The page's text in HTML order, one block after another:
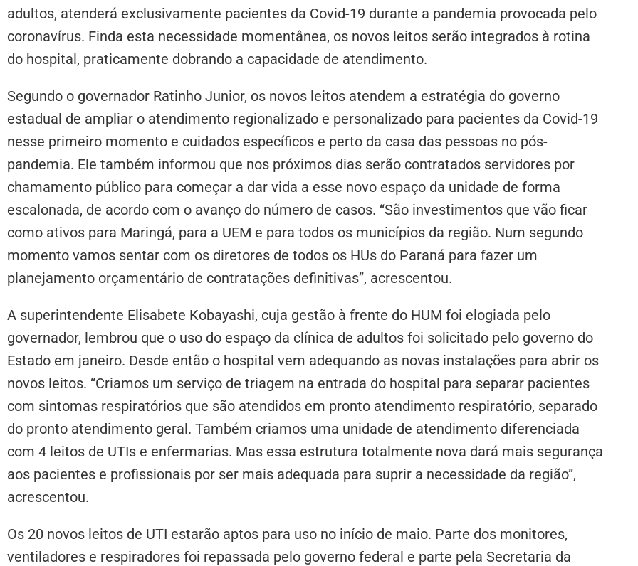
adultos, atenderá exclusivamente pacientes da Covid-19 durante a pandemia provocada pelo
coronavírus. Finda esta necessidade momentânea, os novos leitos serão integrados à rotina
do hospital, praticamente dobrando a capacidade de atendimento.
Segundo o governador Ratinho Junior, os novos leitos atendem a estratégia do governo
estadual de ampliar o atendimento regionalizado e personalizado para pacientes da Covid-19
nesse primeiro momento e cuidados específicos e perto da casa das pessoas no pós-
pandemia. Ele também informou que nos próximos dias serão contratados servidores por
chamamento público para começar a dar vida a esse novo espaço da unidade de forma
escalonada, de acordo com o avanço do número de casos. “São investimentos que vão ficar
como ativos para Maringá, para a UEM e para todos os municípios da região. Num segundo
momento vamos sentar com os diretores de todos os HUs do Paraná para fazer um
planejamento orçamentário de contratações definitivas”, acrescentou.
A superintendente Elisabete Kobayashi, cuja gestão à frente do HUM foi elogiada pelo
governador, lembrou que o uso do espaço da clínica de adultos foi solicitado pelo governo do
Estado em janeiro. Desde então o hospital vem adequando as novas instalações para abrir os
novos leitos. “Criamos um serviço de triagem na entrada do hospital para separar pacientes
com sintomas respiratórios que são atendidos em pronto atendimento respiratório, separado
do pronto atendimento geral. Também criamos uma unidade de atendimento diferenciada
com 4 leitos de UTIs e enfermarias. Mas essa estrutura totalmente nova dará mais segurança
aos pacientes e profissionais por ser mais adequada para suprir a necessidade da região”,
acrescentou.
Os 20 novos leitos de UTI estarão aptos para uso no início de maio. Parte dos monitores,
ventiladores e respiradores foi repassada pelo governo federal e parte pela Secretaria da